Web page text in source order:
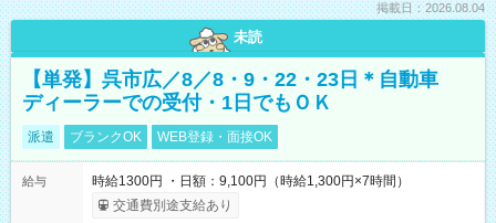
掲載日：2026.08.04
未読
【単発】呉市広／8／8・9・22・23日＊自動車
ディーラーでの受付・1日でもＯＫ
派遣 ブランクOK WEB登録・面接OK
給与
時給1300円 ・日額：9,100円（時給1,300円×7時間）
交通費別途支給あり